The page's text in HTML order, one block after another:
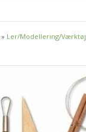
» Ler/Modellering/Værktøj